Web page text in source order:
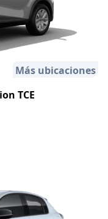
Más ubicaciones
TCE